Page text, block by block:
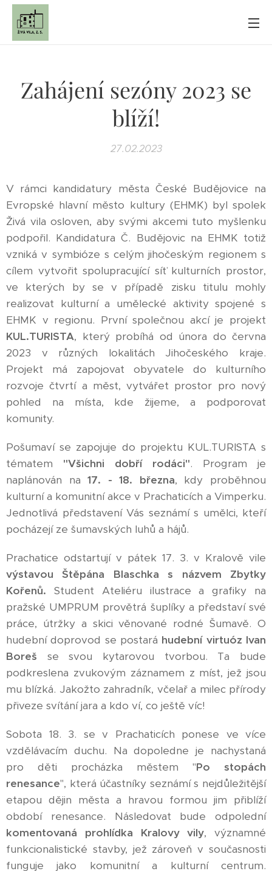
Zahájení sezóny 2023 se
blíží!
27.02.2023
V rámci kandidatury města České Budějovice na
Evropské hlavní město kultury (EHMK) byl spolek
Živá vila osloven, aby svými akcemi tuto myšlenku
podpořil. Kandidatura Č. Budějovic na EHMK totiž
vzniká v symbióze s celým jihočeským regionem s
cílem vytvořit spolupracující síť kulturních prostor,
ve kterých by se v případě zisku titulu mohly
realizovat kulturní a umělecké aktivity spojené s
EHMK v regionu. První společnou akcí je projekt
KUL.TURISTA, který probíhá od února do června
2023 v různých lokalitách Jihočeského kraje.
Projekt má zapojovat obyvatele do kulturního
rozvoje čtvrtí a měst, vytvářet prostor pro nový
pohled na místa, kde žijeme, a podporovat
komunity.
Pošumaví se zapojuje do projektu KUL.TURISTA s
tématem "Všichni dobří rodáci". Program je
naplánován na17. - 18. března, kdy proběhnou
kulturní a komunitní akce v Prachaticích a Vimperku.
Jednotlivá představení Vás seznámí s umělci, kteří
pocházejí ze šumavských luhů a hájů.
Prachatice odstartují v pátek 17. 3. v Kralově vile
výstavou Štěpána Blaschkas názvem Zbytky
Kořenů. Student Ateliéru ilustrace a grafiky na
pražské UMPRUM provětrá šuplíky a představí své
práce, útržky a skici věnované rodné Šumavě. O
hudební doprovod se postará hudební virtuóz Ivan
Boreš se svou kytarovou tvorbou. Ta bude
podkreslena zvukovým záznamem z míst, jež jsou
mu blízká. Jakožto zahradník, včelař a milec přírody
přiveze svítání jara a kdo ví, co ještě víc!
Sobota 18. 3. se v Prachaticích ponese ve více
vzdělávacím duchu. Na dopoledne je nachystaná
pro děti procházka městem "Po stopách
renesance", která účastníky seznámí s nejdůležitější
etapou dějin města a hravou formou jim přiblíží
období renesance. Následovat bude odpolední
komentovaná prohlídka Kralovy vily, významné
funkcionalistické stavby, jež zároveň v současnosti
funguje jako komunitní a kulturní centrum.